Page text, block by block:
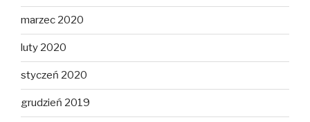
marzec 2020
luty 2020
styczeń 2020
grudzień 2019